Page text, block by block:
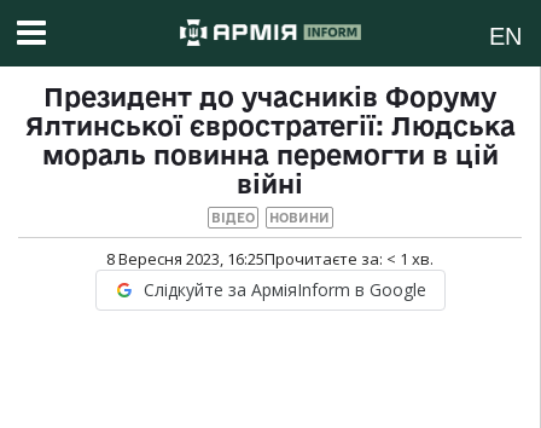
EN
Президент до учасників Форуму
Ялтинської євростратегії: Людська
мораль повинна перемогти в цій
війні
ВІДЕО НОВИНИ
8 Вересня 2023, 16:25Прочитаєте за: < 1 хв.
Слідкуйте за АрміяInform в Google